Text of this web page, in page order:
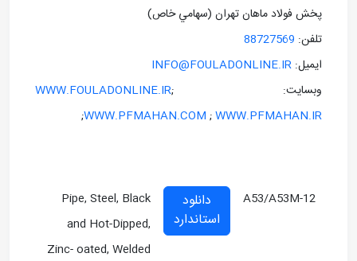
پخش فولاد ماهان تهران (سهامي خاص)
تلفن: 88727569
ايميل: INFO@FOULADONLINE.IR
وبسايت: ;WWW.FOULADONLINE.IR
;WWW.PFMAHAN.COM ;WWW.PFMAHAN.IR
A53/A53M-12
دانلود
استاندارد
Pipe, Steel, Black
and Hot-Dipped,
Zinc- oated, Welded